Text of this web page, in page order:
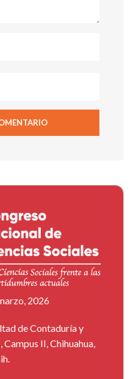
2026
de Contaduría y
II, Chihuahua,